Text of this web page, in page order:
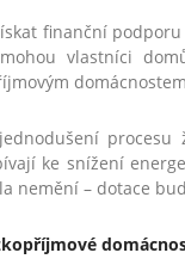
finanční
vlastníci
ke snížení
nemění – dotace